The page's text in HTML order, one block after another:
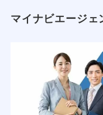
マイナビエージェ